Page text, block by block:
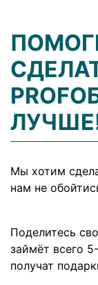
Мы хотим
нам не
Поделитесь
займёт всего
получат